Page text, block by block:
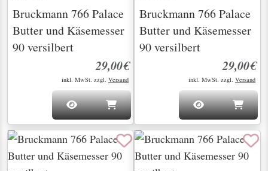
Bruckmann 766 Palace
Butter und Käsemesser
90 versilbert
29,00€
inkl. MwSt. zzgl. Versand
Bruckmann 766 Palace
Butter und Käsemesser
90 versilbert
29,00€
inkl. MwSt. zzgl. Versand